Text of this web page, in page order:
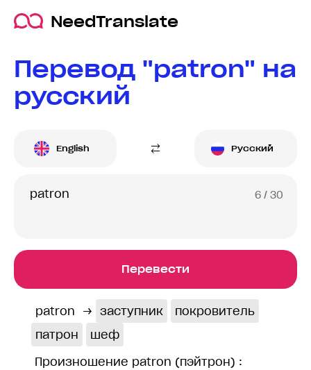
NeedTranslate
Перевод "patron" на
русский
English Русский
6 / 30
Перевести
patron → заступник
покровитель
патрон
шеф
Произношение patron (пэйтрон) :